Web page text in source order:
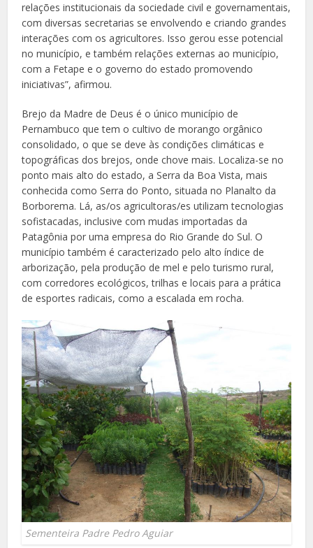
relações institucionais da sociedade civil e governamentais,
com diversas secretarias se envolvendo e criando grandes
interações com os agricultores. Isso gerou esse potencial
no município, e também relações externas ao município,
com a Fetape e o governo do estado promovendo
iniciativas”, afirmou.
Brejo da Madre de Deus é o único município de
Pernambuco que tem o cultivo de morango orgânico
consolidado, o que se deve às condições climáticas e
topográficas dos brejos, onde chove mais. Localiza-se no
ponto mais alto do estado, a Serra da Boa Vista, mais
conhecida como Serra do Ponto, situada no Planalto da
Borborema. Lá, as/os agricultoras/es utilizam tecnologias
sofistacadas, inclusive com mudas importadas da
Patagônia por uma empresa do Rio Grande do Sul. O
município também é caracterizado pelo alto índice de
arborização, pela produção de mel e pelo turismo rural,
com corredores ecológicos, trilhas e locais para a prática
de esportes radicais, como a escalada em rocha.
Sementeira Padre Pedro Aguiar